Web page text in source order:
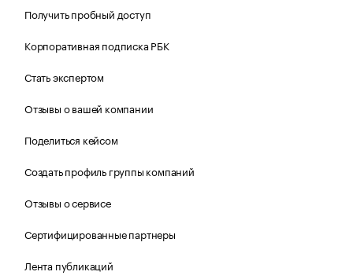
Получить пробный доступ
Корпоративная подписка РБК
Стать экспертом
Отзывы о вашей компании
Поделиться кейсом
Создать профиль группы компаний
Отзывы о сервисе
Сертифицированные партнеры
Лента публикаций